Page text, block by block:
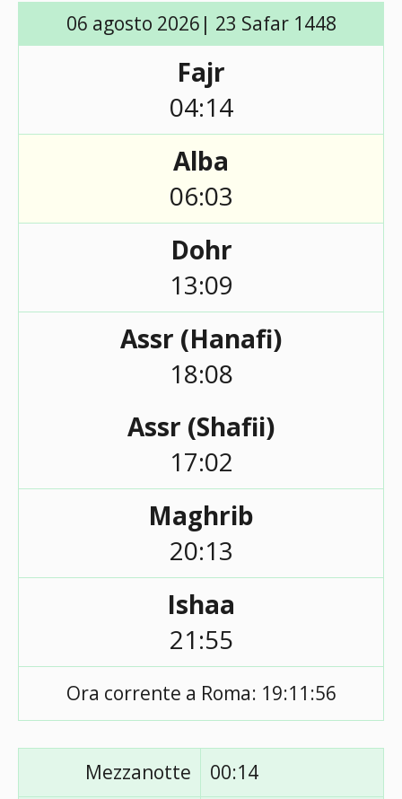
06 agosto 2026| 23 Safar 1448
Fajr
04:14
Alba
06:03
Dohr
13:09
Assr (Hanafi)
18:08
Assr (Shafii)
17:02
Maghrib
20:13
Ishaa
21:55
Ora corrente a Roma: 19:11:56
Mezzanotte
00:14